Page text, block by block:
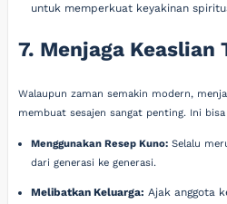
untuk memperkuat keyakinan
7. Menjaga Keaslian
Walaupun zaman semakin modern,
membuat sesajen sangat penting. Ini
Menggunakan Resep Kuno:Selalu
dari generasi ke generasi.
Melibatkan Keluarga: Ajak anggota